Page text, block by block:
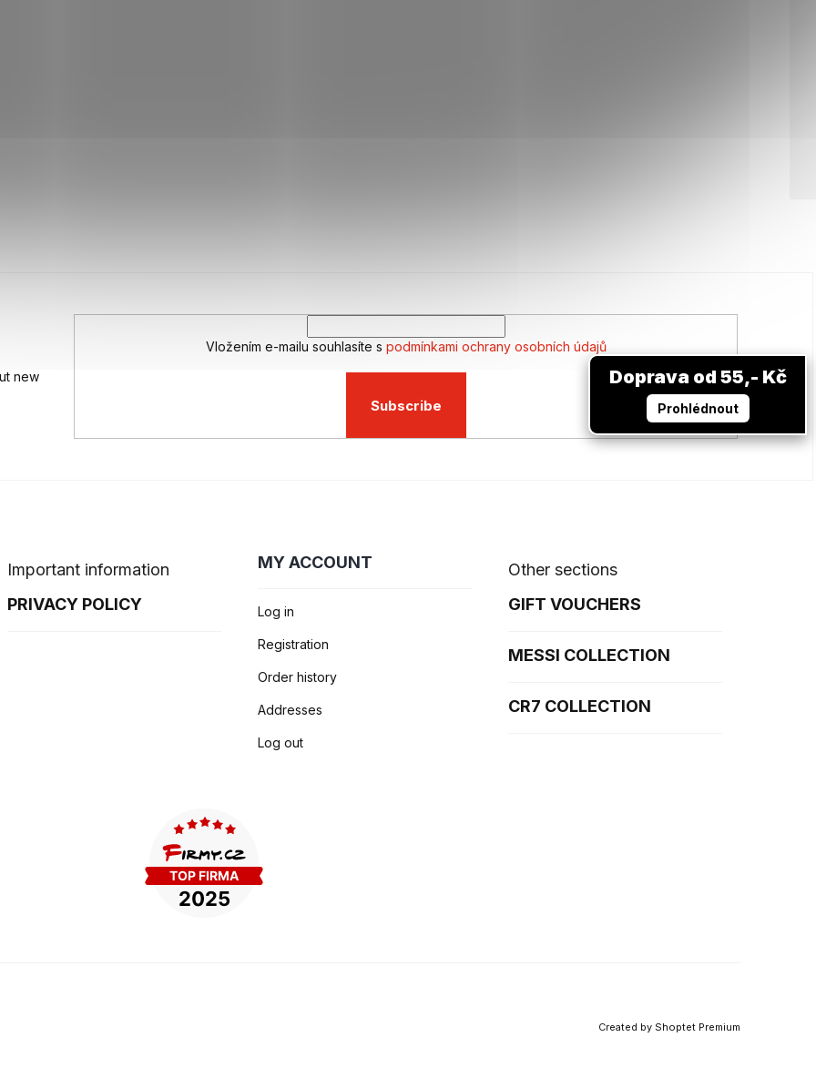
new
Vložením e-mailu souhlasíte s podmínkami ochrany osobních údajů
Subscribe
Important information
PRIVACY POLICY
MY ACCOUNT
Log in
Registration
Order history
Addresses
Log out
Other sections
GIFT VOUCHERS
MESSI COLLECTION
CR7 COLLECTION
Created by Shoptet Premium
Doprava od 55,- Kč
Prohlédnout